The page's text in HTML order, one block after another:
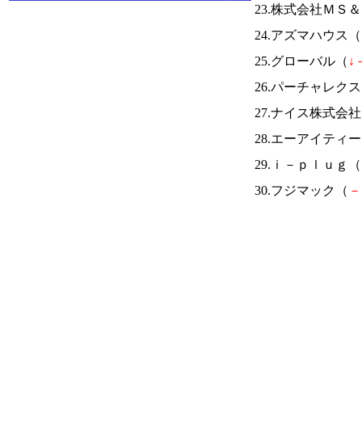
23.株式会社ＭＳ
24.アズマハウス（
25.グローバル（ ↓
26.パーチャレク
27.ナイス株式会
28.エーアイティ
29.ｉ－ｐｌｕｇ（
30.フジマック（ －